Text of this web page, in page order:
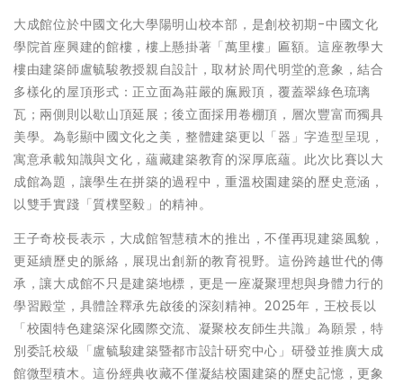
大成館位於中國文化大學陽明山校本部，是創校初期-中國文化
學院首座興建的館樓，樓上懸掛著「萬里樓」匾額。這座教學大
樓由建築師盧毓駿教授親自設計，取材於周代明堂的意象，結合
多樣化的屋頂形式：正立面為莊嚴的廡殿頂，覆蓋翠綠色琉璃
瓦；兩側則以歇山頂延展；後立面採用卷棚頂，層次豐富而獨具
美學。為彰顯中國文化之美，整體建築更以「器」字造型呈現，
寓意承載知識與文化，蘊藏建築教育的深厚底蘊。此次比賽以大
成館為題，讓學生在拼築的過程中，重溫校園建築的歷史意涵，
以雙手實踐「質樸堅毅」的精神。
王子奇校長表示，大成館智慧積木的推出，不僅再現建築風貌，
更延續歷史的脈絡，展現出創新的教育視野。這份跨越世代的傳
承，讓大成館不只是建築地標，更是一座凝聚理想與身體力行的
學習殿堂，具體詮釋承先啟後的深刻精神。2025年，王校長以
「校園特色建築深化國際交流、凝聚校友師生共識」為願景，特
別委託校級「盧毓駿建築暨都市設計研究中心」研發並推廣大成
館微型積木。這份經典收藏不僅凝結校園建築的歷史記憶，更象